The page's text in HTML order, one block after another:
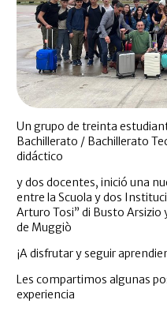
Un grupo de treinta
Bachillerato / Bachillerato
didáctico
y dos docentes, inició una
entre la Scuola y dos
Arturo Tosi” di Busto
de Muggiò
¡A disfrutar y seguir
Les compartimos algunas
experiencia